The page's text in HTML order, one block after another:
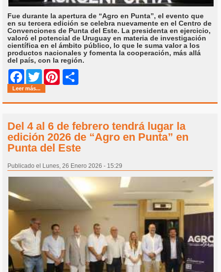
Fue durante la apertura de “Agro en Punta”, el evento que
en su tercera edición se celebra nuevamente en el Centro de
Convenciones de Punta del Este. La presidenta en ejercicio,
valoró el potencial de Uruguay en materia de investigación
científica en el ámbito público, lo que le suma valor a los
productos nacionales y fomenta la cooperación, más allá
del país, con la región.
Facebook
Twitter Pinterest
Leer más...
Del 4 al 6 de febrero tendrá lugar la
edición 2026 de “Agro en Punta” en
Punta del Este
Publicado el Lunes, 26 Enero 2026 - 15:29